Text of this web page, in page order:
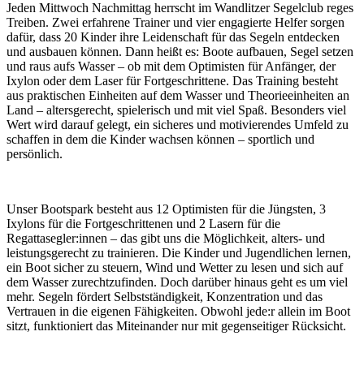
Jeden Mittwoch Nachmittag herrscht im Wandlitzer Segelclub reges
Treiben. Zwei erfahrene Trainer und vier engagierte Helfer sorgen
dafür, dass 20 Kinder ihre Leidenschaft für das Segeln entdecken
und ausbauen können. Dann heißt es: Boote aufbauen, Segel setzen
und raus aufs Wasser – ob mit dem Optimisten für Anfänger, der
Ixylon oder dem Laser für Fortgeschrittene. Das Training besteht
aus praktischen Einheiten auf dem Wasser und Theorieeinheiten an
Land – altersgerecht, spielerisch und mit viel Spaß. Besonders viel
Wert wird darauf gelegt, ein sicheres und motivierendes Umfeld zu
schaffen in dem die Kinder wachsen können – sportlich und
persönlich.
Unser Bootspark besteht aus 12 Optimisten für die Jüngsten, 3
Ixylons für die Fortgeschrittenen und 2 Lasern für die
Regattasegler:innen – das gibt uns die Möglichkeit, alters- und
leistungsgerecht zu trainieren. Die Kinder und Jugendlichen lernen,
ein Boot sicher zu steuern, Wind und Wetter zu lesen und sich auf
dem Wasser zurechtzufinden. Doch darüber hinaus geht es um viel
mehr. Segeln fördert Selbstständigkeit, Konzentration und das
Vertrauen in die eigenen Fähigkeiten. Obwohl jede:r allein im Boot
sitzt, funktioniert das Miteinander nur mit gegenseitiger Rücksicht.